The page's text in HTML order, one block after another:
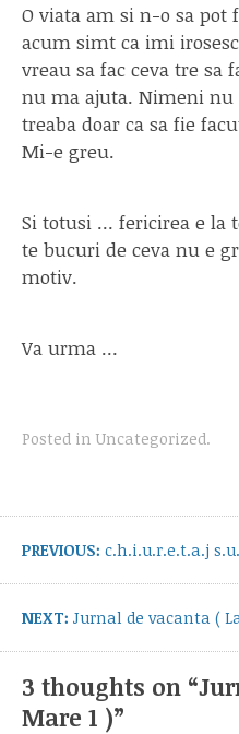
O viata am si n-o sa pot
acum simt ca imi
vreau sa fac ceva tre sa
nu ma ajuta. Nimeni nu
treaba doar ca sa fie
Mi-e greu.
Si totusi … fericirea e la
te bucuri de ceva nu e
motiv.
Va urma …
Posted in Uncategorized.
navigation
PREVIOUS: Previous
c.h.i.u.r.e.t.a.j
NEXT: Next
Jurnal de vacanta (
3 thoughts on “
Mare 1 )”